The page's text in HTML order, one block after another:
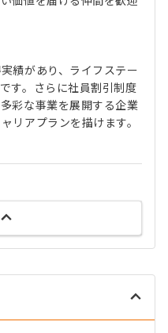
績があり、ライフステー
す。さらに社員割引制度
彩な事業を展開する企業
リアプランを描けます。